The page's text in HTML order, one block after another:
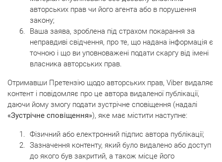
авторських прав чи його агента або в порушення
закону;
Ваша заява, зроблена під страхом покарання за
неправдиві свідчення, про те, що надана інформація є
точною і що ви уповноважені подати скаргу від імені
власника авторських прав.
Отримавши Претензію щодо авторських прав, Viber видаляє
контент і повідомляє про це автора видаленої публікації,
даючи йому змогу подати зустрічне сповіщення (надалі
«Зустрічне сповіщення»), яке має містити наступне:
Фізичний або електронний підпис автора публікації;
Зазначення контенту, який було видалено або доступ
до якого був закритий, а також місце його